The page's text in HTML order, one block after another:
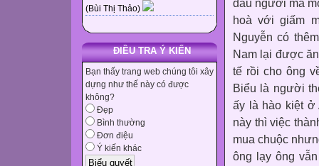
(Bùi Thị Thảo)
ĐIỀU TRA Ý KIẾN
Bạn thấy trang web chúng tôi xây
dựng như thế này có được
không?
Đẹp
Bình thường
Đơn điệu
Ý kiến khác
đầu người mà
hoà với giấm
Nguyễn có
Nam lại được
tế rồi cho ông
Biểu là người
ấy là hào kiệt ở
này thì việc
mua chuộc
ông lạy ông